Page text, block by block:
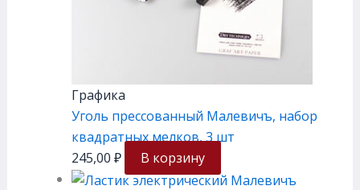
Графика
Уголь прессованный Малевичъ, набор
квадратных мелков, 3 шт
245,00 ₽ В корзину